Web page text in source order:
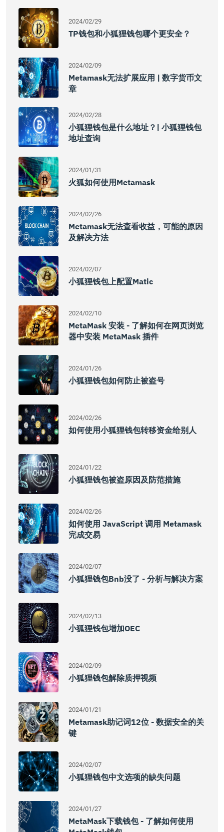
2024/02/29
TP钱包和小狐狸钱包哪个更安全？
2024/02/09
Metamask无法扩展应用 | 数字货币文
章
2024/02/28
小狐狸钱包是什么地址？| 小狐狸钱包
地址查询
2024/01/31
火狐如何使用Metamask
2024/02/26
Metamask无法查看收益，可能的原因
及解决方法
2024/02/07
小狐狸钱包上配置Matic
2024/02/10
MetaMask 安装 - 了解如何在网页浏览
器中安装 MetaMask 插件
2024/01/26
小狐狸钱包如何防止被盗号
2024/02/26
如何使用小狐狸钱包转移资金给别人
2024/01/22
小狐狸钱包被盗原因及防范措施
2024/02/26
如何使用 JavaScript 调用 Metamask
完成交易
2024/02/07
小狐狸钱包bnb没了 - 分析与解决方案
2024/02/13
小狐狸钱包增加OEC
2024/02/09
小狐狸钱包解除质押视频
2024/01/21
Metamask助记词12位 - 数据安全的关
键
2024/02/07
小狐狸钱包中文选项的缺失问题
2024/01/27
MetaMask下载钱包 - 了解如何使用